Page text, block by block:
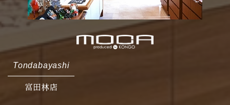
Tondabayashi
富田林店